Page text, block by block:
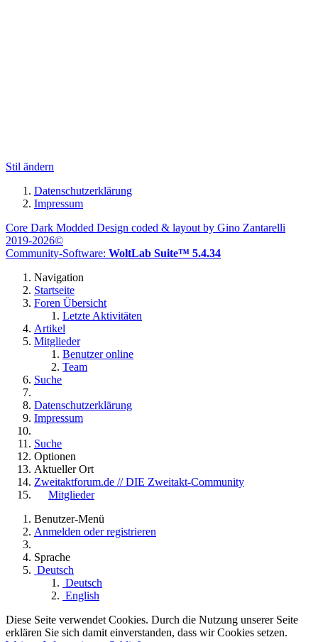
Stil ändern
Datenschutzerklärung
Impressum
Core Dark Modded Design coded & layout by Gino Zantarelli
2019-2026©
Community-Software: WoltLab Suite™ 5.4.34
Navigation
Startseite
Foren Übersicht
Letzte Aktivitäten
Artikel
Mitglieder
Benutzer online
Team
Suche
Datenschutzerklärung
Impressum
Suche
Optionen
Aktueller Ort
Zweitaktforum.de // DIE Zweitakt-Community
Mitglieder
Benutzer-Menü
Anmelden oder registrieren
Sprache
Deutsch
Deutsch
English
Diese Seite verwendet Cookies. Durch die Nutzung unserer Seite
erklären Sie sich damit einverstanden, dass wir Cookies setzen.